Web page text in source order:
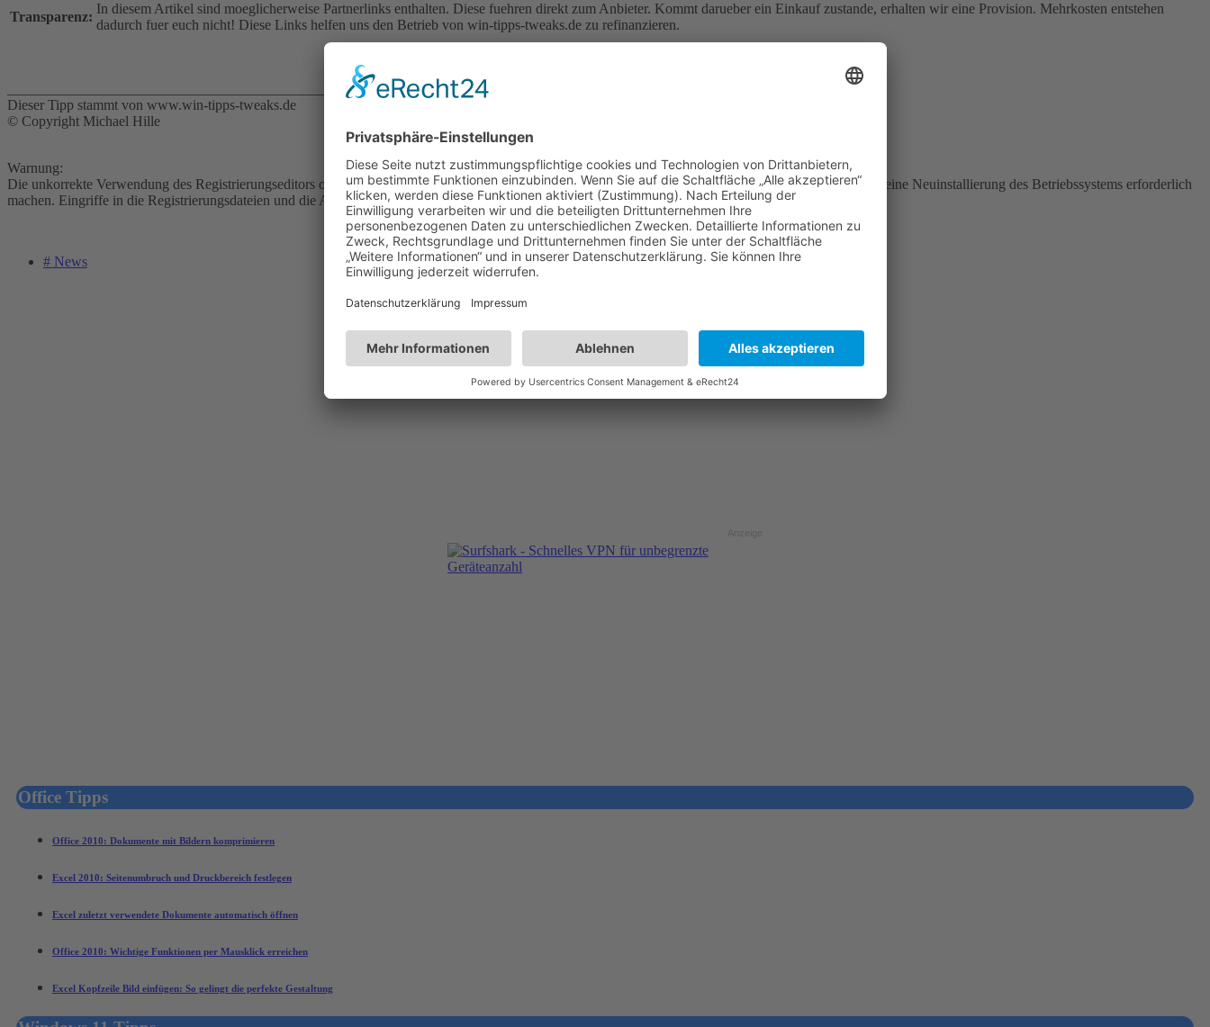
Transparenz:
In diesem Artikel sind moeglicherweise Partnerlinks enthalten. Diese fuehren direkt zum Anbieter. Kommt darueber ein Einkauf zustande, erhalten wir eine Provision. Mehrkosten entstehen
dadurch fuer euch nicht! Diese Links helfen uns den Betrieb von win-tipps-tweaks.de zu refinanzieren.
___________________________________________________
Dieser Tipp stammt von www.win-tipps-tweaks.de
© Copyright Michael Hille
Warnung:
Die unkorrekte Verwendung des Registrierungseditors oder der Tipps kann schwerwiegende Probleme verursachen, die das gesamte System betreffen und eine Neuinstallierung des Betriebssystems erforderlich
machen. Eingriffe in die Registrierungsdateien und die Anwendung der Tipps erfolgen auf eigenes Risiko.
# News
Office Tipps
Office 2010: Dokumente mit Bildern komprimieren
Excel 2010: Seitenumbruch und Druckbereich festlegen
Excel zuletzt verwendete Dokumente automatisch öffnen
Office 2010: Wichtige Funktionen per Mausklick erreichen
Excel Kopfzeile Bild einfügen: So gelingt die perfekte Gestaltung